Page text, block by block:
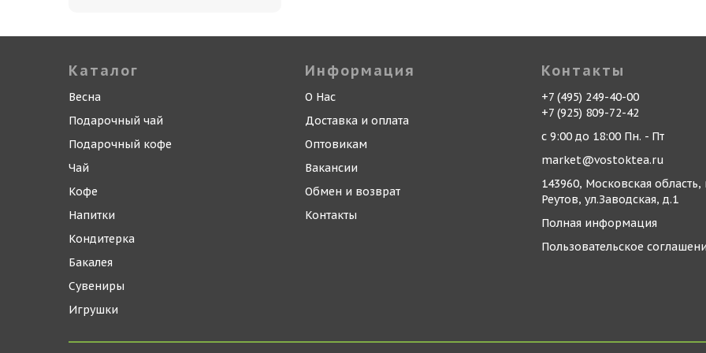
Каталог
Весна
Подарочный чай
Подарочный кофе
Чай
Кофе
Напитки
Кондитерка
Бакалея
Сувениры
Игрушки
Информация
О Нас
Доставка и оплата
Оптовикам
Вакансии
Обмен и возврат
Контакты
Контакты
+7 (495) 249-40-00
+7 (925) 809-72-42
с 9:00 до 18:00 Пн. - Пт
market@vostoktea.ru
143960, Московская область,
Реутов, ул.Заводская, д.1
Полная информация
Пользовательское